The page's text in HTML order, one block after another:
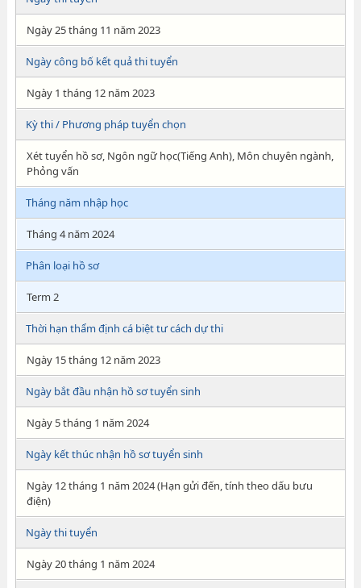
Ngày 25 tháng 11 năm 2023
Ngày công bố kết quả thi tuyển
Ngày 1 tháng 12 năm 2023
Kỳ thi / Phương pháp tuyển chọn
Xét tuyển hồ sơ, Ngôn ngữ học(Tiếng Anh), Môn chuyên ngành,
Phỏng vấn
Tháng năm nhập học
Tháng 4 năm 2024
Phân loại hồ sơ
Term 2
Thời hạn thẩm định cá biệt tư cách dự thi
Ngày 15 tháng 12 năm 2023
Ngày bắt đầu nhận hồ sơ tuyển sinh
Ngày 5 tháng 1 năm 2024
Ngày kết thúc nhận hồ sơ tuyển sinh
Ngày 12 tháng 1 năm 2024 (Hạn gửi đến, tính theo dấu bưu
điện)
Ngày thi tuyển
Ngày 20 tháng 1 năm 2024